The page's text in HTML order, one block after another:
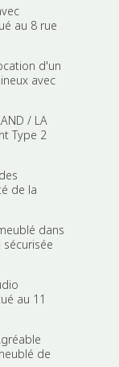
au 8 rue
d'un
avec
/ LA
Type 2
de la
dans
au 11
de